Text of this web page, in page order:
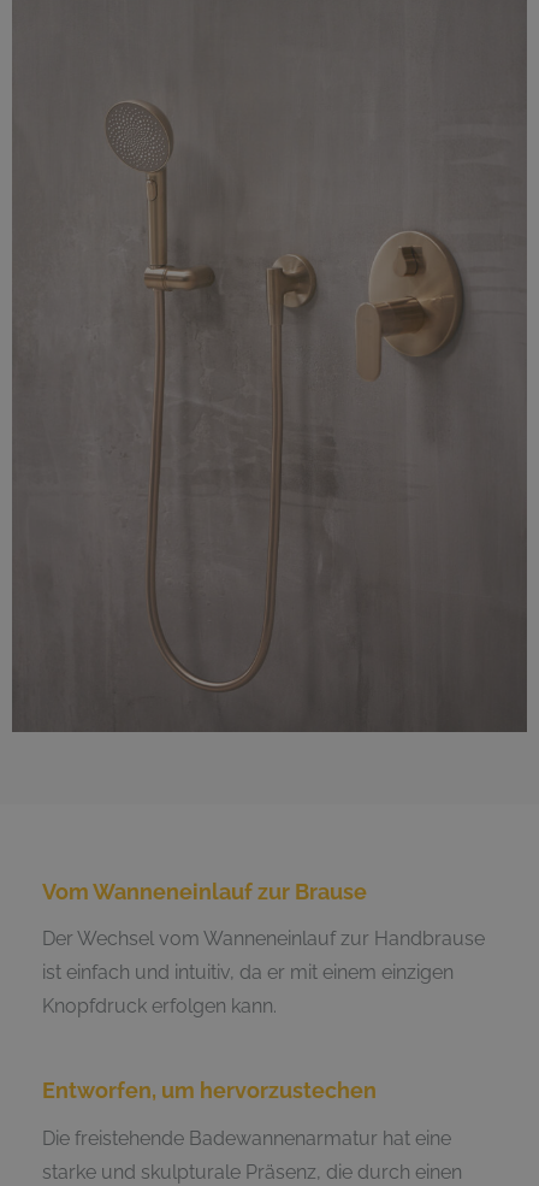
Vom Wanneneinlauf zur Brause
Der Wechsel vom Wanneneinlauf zur Handbrause
ist einfach und intuitiv, da er mit einem einzigen
Knopfdruck erfolgen kann.
Entworfen, um hervorzustechen
Die freistehende Badewannenarmatur hat eine
starke und skulpturale Präsenz, die durch einen